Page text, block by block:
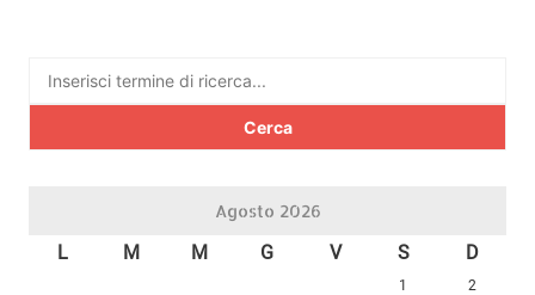
Ricerca
Agosto 2026
L M M G V S D
1
2